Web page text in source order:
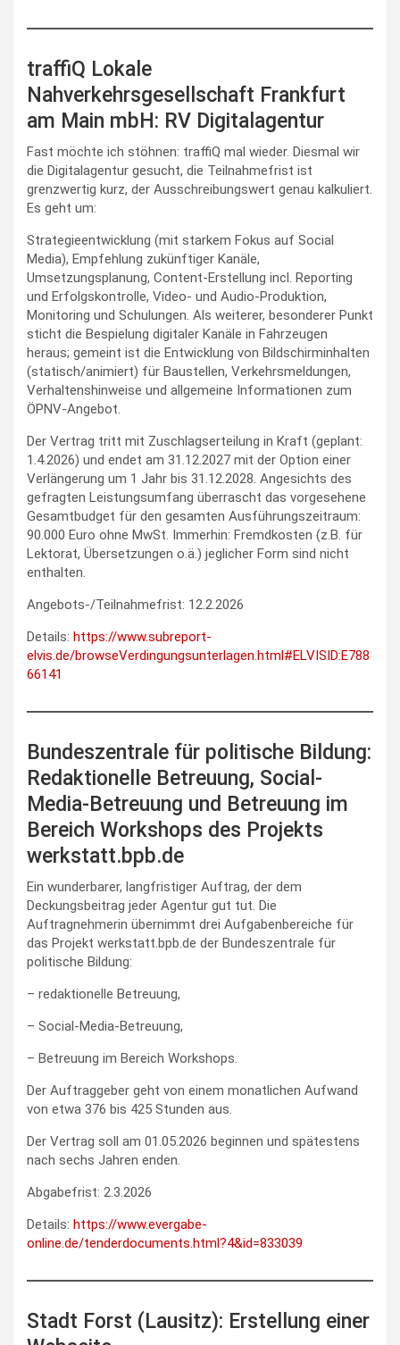
traffiQ Lokale
Nahverkehrsgesellschaft Frankfurt
am Main mbH: RV Digitalagentur
Fast möchte ich stöhnen: traffiQ mal wieder. Diesmal wir
die Digitalagentur gesucht, die Teilnahmefrist ist
grenzwertig kurz, der Ausschreibungswert genau kalkuliert.
Es geht um:
Strategieentwicklung (mit starkem Fokus auf Social
Media), Empfehlung zukünftiger Kanäle,
Umsetzungsplanung, Content-Erstellung incl. Reporting
und Erfolgskontrolle, Video- und Audio-Produktion,
Monitoring und Schulungen. Als weiterer, besonderer Punkt
sticht die Bespielung digitaler Kanäle in Fahrzeugen
heraus; gemeint ist die Entwicklung von Bildschirminhalten
(statisch/animiert) für Baustellen, Verkehrsmeldungen,
Verhaltenshinweise und allgemeine Informationen zum
ÖPNV-Angebot.
Der Vertrag tritt mit Zuschlagserteilung in Kraft (geplant:
1.4.2026) und endet am 31.12.2027 mit der Option einer
Verlängerung um 1 Jahr bis 31.12.2028. Angesichts des
gefragten Leistungsumfang überrascht das vorgesehene
Gesamtbudget für den gesamten Ausführungszeitraum:
90.000 Euro ohne MwSt. Immerhin: Fremdkosten (z.B. für
Lektorat, Übersetzungen o.ä.) jeglicher Form sind nicht
enthalten.
Angebots-/Teilnahmefrist: 12.2.2026
Details: https://www.subreport-
elvis.de/browseVerdingungsunterlagen.html#ELVISID:E788
66141
Bundeszentrale für politische Bildung:
Redaktionelle Betreuung, Social-
Media-Betreuung und Betreuung im
Bereich Workshops des Projekts
werkstatt.bpb.de
Ein wunderbarer, langfristiger Auftrag, der dem
Deckungsbeitrag jeder Agentur gut tut. Die
Auftragnehmerin übernimmt drei Aufgabenbereiche für
das Projekt werkstatt.bpb.de der Bundeszentrale für
politische Bildung:
– redaktionelle Betreuung,
– Social‑Media‑Betreuung,
– Betreuung im Bereich Workshops.
Der Auftraggeber geht von einem monatlichen Aufwand
von etwa 376 bis 425 Stunden aus.
Der Vertrag soll am 01.05.2026 beginnen und spätestens
nach sechs Jahren enden.
Abgabefrist: 2.3.2026
Details: https://www.evergabe-
online.de/tenderdocuments.html?4&id=833039
Stadt Forst (Lausitz): Erstellung einer